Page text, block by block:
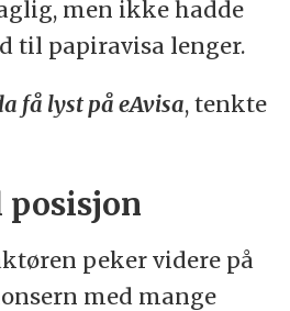
men ikke hadde
til papiravisa lenger.
få lyst på eAvisa, tenkte
peker videre på
med mange